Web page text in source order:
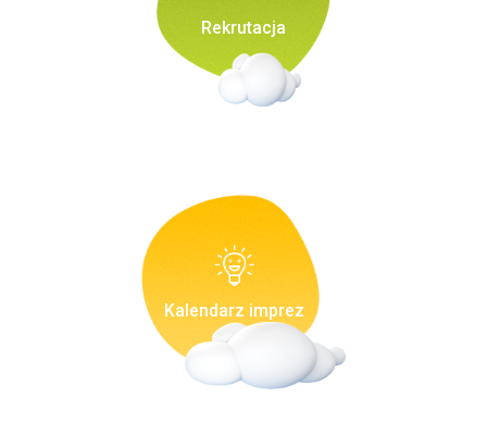
Rekrutacja
Kalendarz imprez